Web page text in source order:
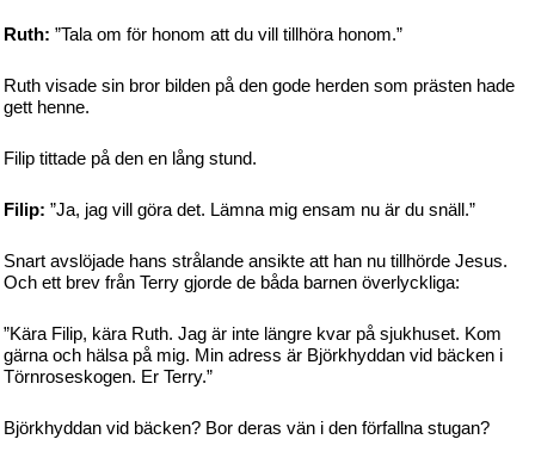
Ruth: ”Tala om för honom att du vill tillhöra honom.”
Ruth visade sin bror bilden på den gode herden som prästen hade
gett henne.
Filip tittade på den en lång stund.
Filip: ”Ja, jag vill göra det. Lämna mig ensam nu är du snäll.”
Snart avslöjade hans strålande ansikte att han nu tillhörde Jesus.
Och ett brev från Terry gjorde de båda barnen överlyckliga:
”Kära Filip, kära Ruth. Jag är inte längre kvar på sjukhuset. Kom
gärna och hälsa på mig. Min adress är Björkhyddan vid bäcken i
Törnroseskogen. Er Terry.”
Björkhyddan vid bäcken? Bor deras vän i den förfallna stugan?